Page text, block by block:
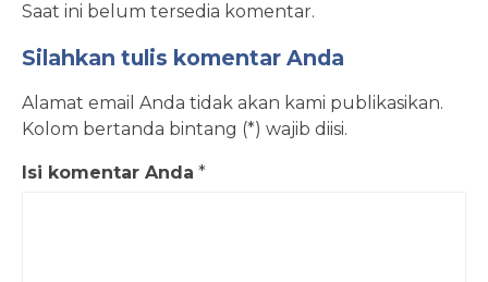
Saat ini belum tersedia komentar.
Silahkan tulis komentar Anda
Alamat email Anda tidak akan kami publikasikan.
Kolom bertanda bintang (*) wajib diisi.
Isi komentar Anda *